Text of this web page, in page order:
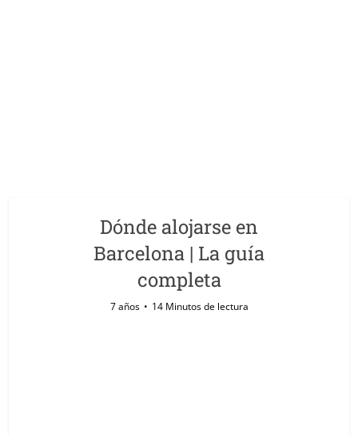
Dónde alojarse en
Barcelona | La guía
completa
7 años 14 Minutos de lectura